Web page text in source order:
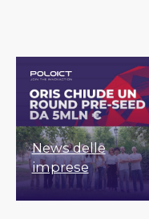
News delle
imprese